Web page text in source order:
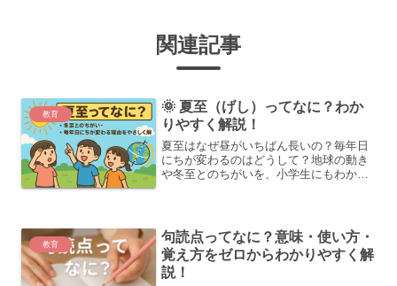
関連記事
教育
🌞 夏至（げし）ってなに？わか
りやすく解説！
夏至はなぜ昼がいちばん長いの？毎年日
にちが変わるのはどうして？地球の動き
や冬至とのちがいを、小学生にもわかる
教育
句読点ってなに？意味・使い方・
覚え方をゼロからわかりやすく解
説！